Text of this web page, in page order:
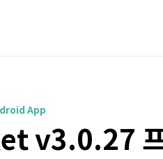
App
v3.0.27